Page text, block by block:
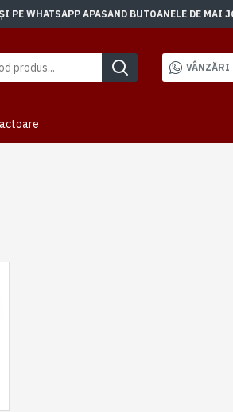
WHATSAPP APASAND BUTOANELE DE MAI
VÂNZĂRI